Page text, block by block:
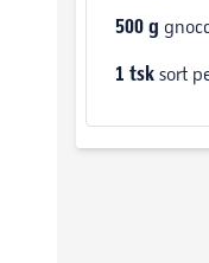
500 g
1 tsk sort